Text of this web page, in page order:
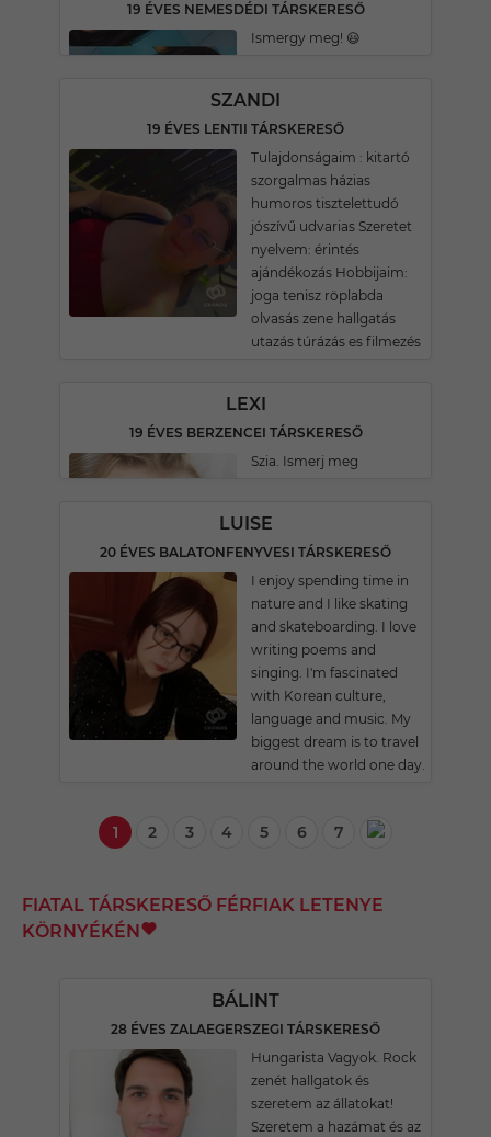
19 ÉVES NEMESDÉDI TÁRSKERESŐ
Ismergy meg! 😃
SZANDI
19 ÉVES LENTII TÁRSKERESŐ
Tulajdonságaim : kitartó
szorgalmas házias
humoros tisztelettudó
jószívű udvarias Szeretet
nyelvem: érintés
ajándékozás Hobbijaim:
joga tenisz röplabda
olvasás zene hallgatás
utazás túrázás es filmezés
LEXI
19 ÉVES BERZENCEI TÁRSKERESŐ
Szia. Ismerj meg
LUISE
20 ÉVES BALATONFENYVESI TÁRSKERESŐ
I enjoy spending time in
nature and I like skating
and skateboarding. I love
writing poems and
singing. I'm fascinated
with Korean culture,
language and music. My
biggest dream is to travel
around the world one day.
1 2 3 4 5 6 7
FIATAL TÁRSKERESŐ FÉRFIAK LETENYE
KÖRNYÉKÉN
BÁLINT
28 ÉVES ZALAEGERSZEGI TÁRSKERESŐ
Hungarista Vagyok. Rock
zenét hallgatok és
szeretem az állatokat!
Szeretem a hazámat és az